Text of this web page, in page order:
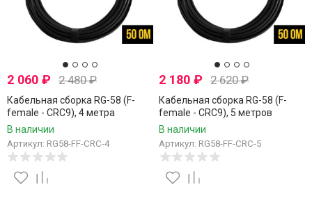
2 060 ₽ 2 480₽
Кабельная сборка RG-58 (F-
female - CRC9), 4 метра
В наличии
Артикул: RG58-FF-CRC-4
2 180₽ 2 620₽
Кабельная сборка RG-58 (F-
female - CRC9), 5 метров
В наличии
Артикул: RG58-FF-CRC-5